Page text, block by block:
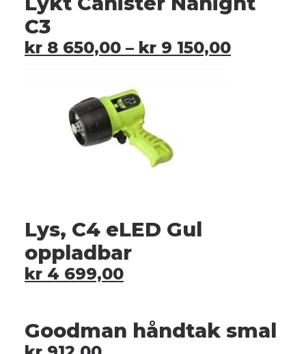
C3
kr 8 650,00 – kr 9 150,00
Lys, C4 eLED Gul
oppladbar
kr 4 699,00
Goodman håndtak smal